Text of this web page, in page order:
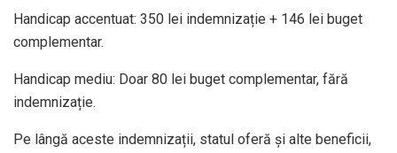
Handicap accentuat: 350 lei indemnizație + 146 lei buget
complementar.
Handicap mediu: Doar 80 lei buget complementar, fără
indemnizație.
Pe lângă aceste indemnizații, statul oferă și alte beneficii,